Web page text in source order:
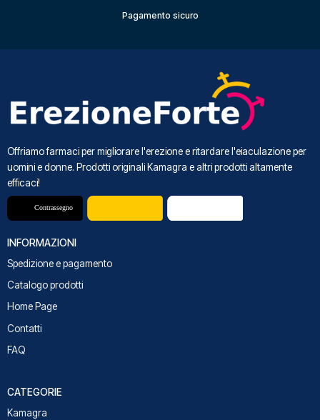
Pagamento sicuro
Offriamo farmaci per migliorare l'erezione e ritardare l'eiaculazione per
uomini e donne. Prodotti originali Kamagra e altri prodotti altamente
efficaci!
INFORMAZIONI
Spedizione e pagamento
Catalogo prodotti
Home Page
Contatti
FAQ
CATEGORIE
Kamagra